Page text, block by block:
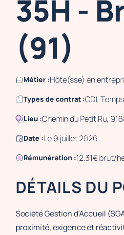
35H -
(91)
Métier :Hôte(sse) en
Types de contrat :CDI,
Lieu :Chemin du Petit Ru,
Date :Le 9 juillet 2026
Rémunération :12.31€ brut/
DÉTAILS DU
Société Gestion d’Accueil
proximité, exigence et